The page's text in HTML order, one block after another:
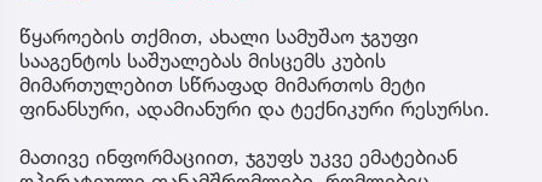
წყაროების თქმით, ახალი სამუშაო ჯგუფი
სააგენტოს საშუალებას მისცემს კუბის
მიმართულებით სწრაფად მიმართოს მეტი
ფინანსური, ადამიანური და ტექნიკური რესურსი.
მათივე ინფორმაციით, ჯგუფს უკვე ემატებიან